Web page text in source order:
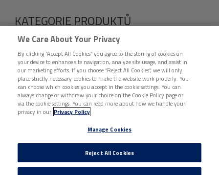
KATEGORIE PRODUKTŮ
VÝPRODEJ
Folie a přířezy
Etikety
Jednorázové nádobí a catering
Hygiena a úklid
Ochranné pomůcky
Tašky, pytle a sáčky
Vybavení provozoven
DISTRIBUCE BUNZL ČESKÁ REPUBLIKA © 2026 VŠECHNA PRÁVA VYHRAZENA. |
ZÁSADY OCHRANY OSOBNÍCH ÚDAJŮ|ZÁSADY O SOUBORECH COOKIE|
We Care About Your Privacy
By clicking “Accept All Cookies” you agree to the storing of cookies on
your device to enhance site navigation, analyze site usage, and assist in
our marketing efforts. If you choose “Reject All Cookies”, we will only
place strictly necessary cookies to make the website work properly. You
can choose which cookies you accept in the cookie settings. You can
always change or withdraw your choice on the Cookie Policy page or
via the cookie settings. You can read more about how we handle your
privacy in our Privacy Policy
Manage Cookies
Reject All Cookies